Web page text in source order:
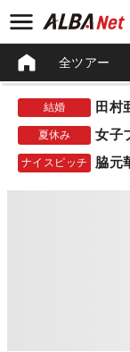
全ツアー
結婚 田村
夏休み 女子
ナイスピッチ 脇元